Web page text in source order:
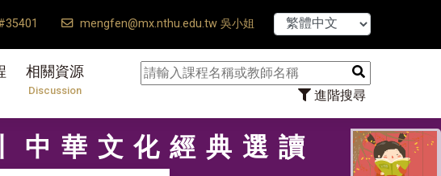
mengfen@mx.nthu.edu.tw 吳小姐
相關資源
Discussion 進階搜尋
【7/31】114學
華文化經典選讀